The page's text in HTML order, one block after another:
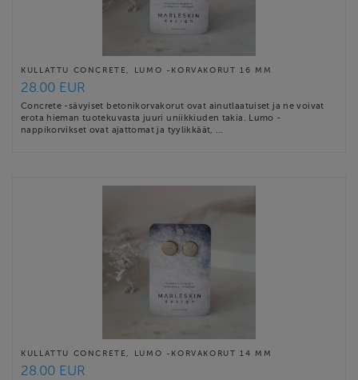
KULLATTU CONCRETE, LUMO -KORVAKORUT 16 MM
28.00 EUR
Concrete -sävyiset betonikorvakorut ovat ainutlaatuiset ja ne voivat
erota hieman tuotekuvasta juuri uniikkiuden takia. Lumo -
nappikorvikset ovat ajattomat ja tyylikkäät, …
KULLATTU CONCRETE, LUMO -KORVAKORUT 14 MM
28.00 EUR